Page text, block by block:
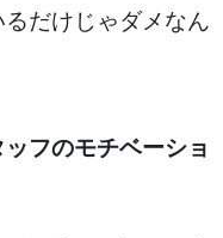
だけじゃダメなん
フのモチベーショ